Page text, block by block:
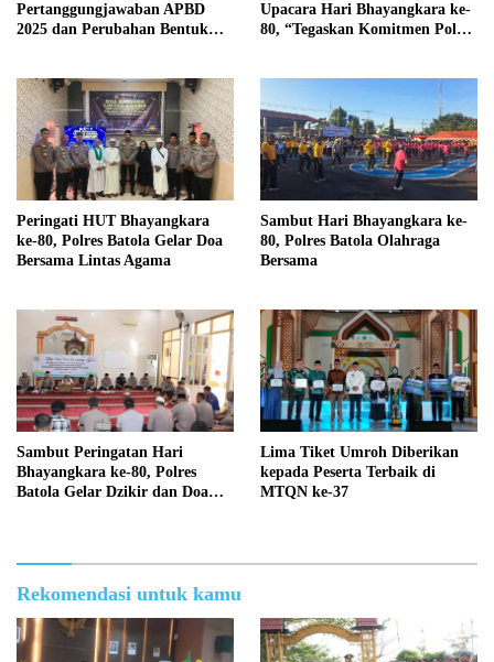
Pertanggungjawaban APBD
2025 dan Perubahan Bentuk
Upacara Hari Bhayangkara ke-
80, “Tegaskan Komitmen Polri
Peringati HUT Bhayangkara
ke-80, Polres Batola Gelar Doa
Bersama Lintas Agama
Sambut Hari Bhayangkara ke-
80, Polres Batola Olahraga
Bersama
Sambut Peringatan Hari
Bhayangkara ke-80, Polres
Batola Gelar Dzikir dan Doa
Lima Tiket Umroh Diberikan
kepada Peserta Terbaik di
MTQN ke-37
Rekomendasi untuk kamu